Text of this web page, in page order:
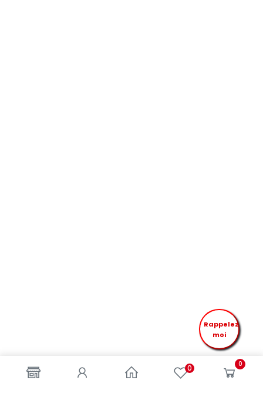
0 0
Rappelez
moi